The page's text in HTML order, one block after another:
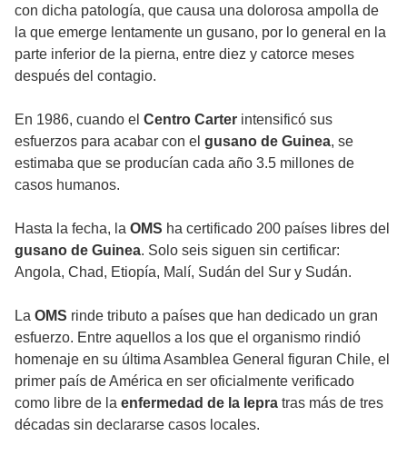
con dicha patología, que causa una dolorosa ampolla de
la que emerge lentamente un gusano, por lo general en la
parte inferior de la pierna, entre diez y catorce meses
después del contagio.
En 1986, cuando el Centro Carter intensificó sus
esfuerzos para acabar con el gusano de Guinea, se
estimaba que se producían cada año 3.5 millones de
casos humanos.
Hasta la fecha, la OMS ha certificado 200 países libres del
gusano de Guinea. Solo seis siguen sin certificar:
Angola, Chad, Etiopía, Malí, Sudán del Sur y Sudán.
La OMS rinde tributo a países que han dedicado un gran
esfuerzo. Entre aquellos a los que el organismo rindió
homenaje en su última Asamblea General figuran Chile, el
primer país de América en ser oficialmente verificado
como libre de la enfermedad de la lepra tras más de tres
décadas sin declararse casos locales.